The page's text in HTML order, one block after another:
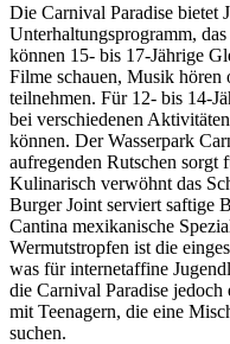
Die Carnival Paradise bietet
Unterhaltungsprogramm,
können 15- bis 17-Jährige
Filme schauen, Musik hören
teilnehmen. Für 12- bis 14-
bei verschiedenen
können. Der Wasserpark
aufregenden Rutschen sorgt
Kulinarisch verwöhnt das
Burger Joint serviert saftige
Cantina mexikanische
Wermutstropfen ist die
was für internetaffine
die Carnival Paradise
mit Teenagern, die eine
suchen.